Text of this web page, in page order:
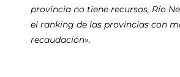
provincia no tiene recursos, Río
el ranking de las provincias con
recaudación».